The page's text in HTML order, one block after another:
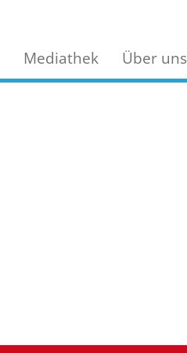
Mediathek Über uns